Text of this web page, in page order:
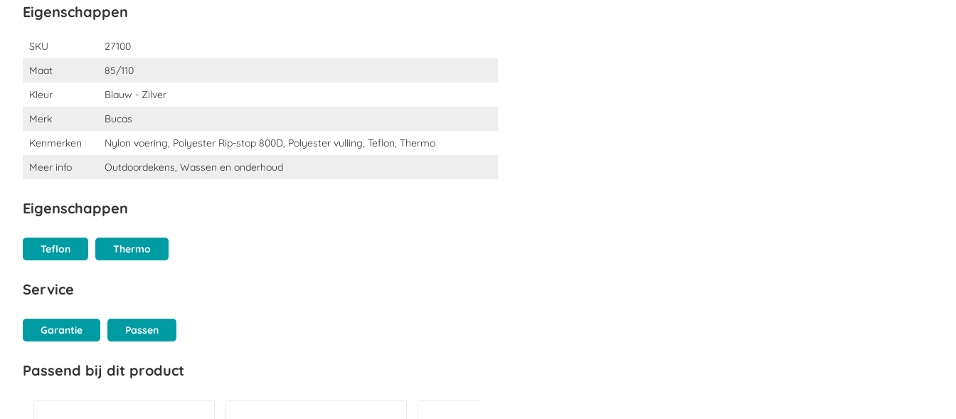
Eigenschappen
Eigenschappen
SKU
27100
Maat
85/110
Kleur
Blauw - Zilver
Merk
Bucas
Kenmerken
Nylon voering, Polyester Rip-stop 800D, Polyester vulling, Teflon, Thermo
Meer info
Outdoordekens, Wassen en onderhoud
Eigenschappen
Teflon Thermo
Service
Garantie Passen
Passend bij dit product